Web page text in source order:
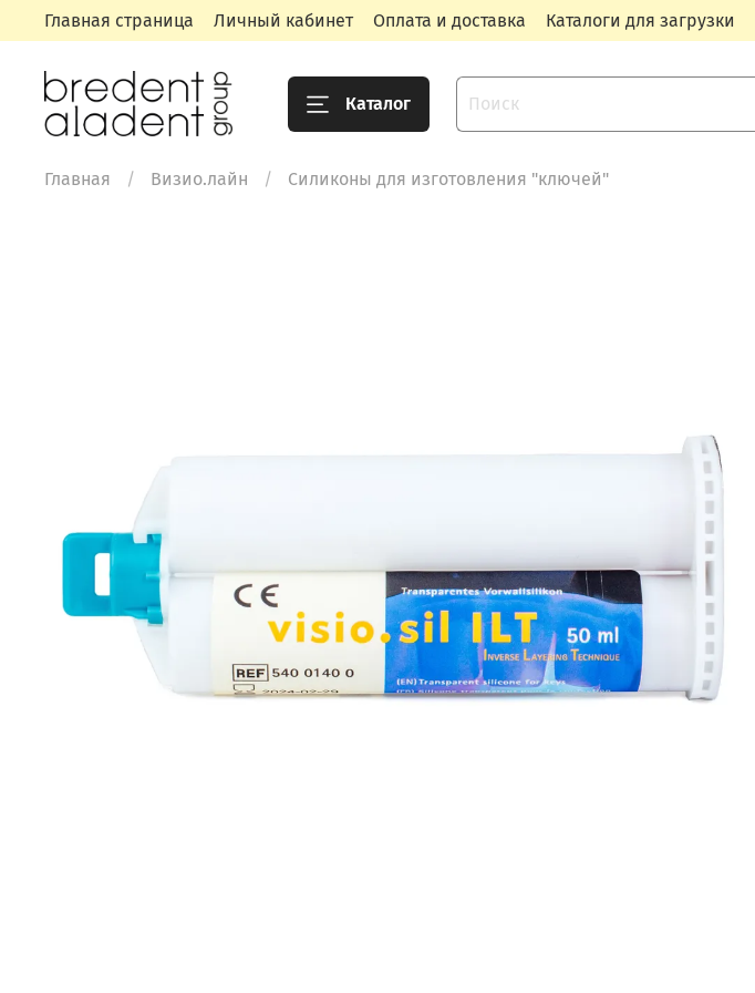
Главная страница Личный кабинет Оплата и доставка Каталоги для загрузки
Каталог
Главная Визио.лайн Силиконы для изготовления "ключей"